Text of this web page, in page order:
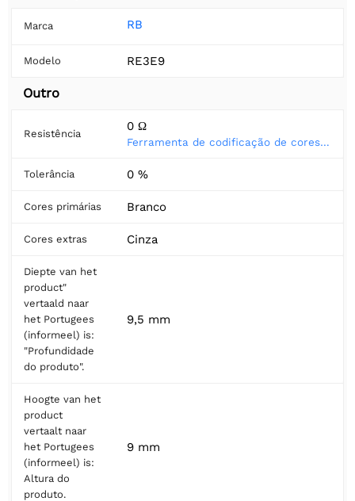
Marca RB
Modelo RE3E9
Outro
Resistência
0 Ω
Ferramenta de codificação de cores do resistor
Tolerância 0 %
Cores primárias Branco
Cores extras Cinza
Diepte van het
product"
vertaald naar
het Portugees
(informeel) is:
"Profundidade
do produto".
9,5 mm
Hoogte van het
product
vertaalt naar
het Portugees
(informeel) is:
Altura do
produto.
9 mm